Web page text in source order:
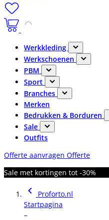
Werkkleding
Werkschoenen
PBM
Sport
Branches
Merken
Bedrukken & Borduren
Sale
Outfits
Offerte aanvragen Offerte
Sale met kortingen tot -30%
Proforto.nl
Startpagina
–